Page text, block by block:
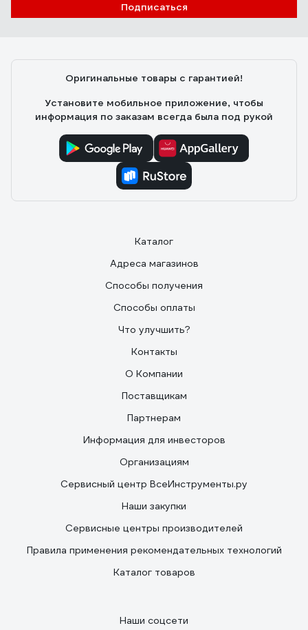
Подписаться
Оригинальные товары с гарантией!
Установите мобильное приложение, чтобы
информация по заказам всегда была под рукой
Каталог
Адреса магазинов
Способы получения
Способы оплаты
Что улучшить?
Контакты
О Компании
Поставщикам
Партнерам
Информация для инвесторов
Организациям
Сервисный центр ВсеИнструменты.ру
Наши закупки
Сервисные центры производителей
Правила применения рекомендательных технологий
Каталог товаров
Наши соцсети